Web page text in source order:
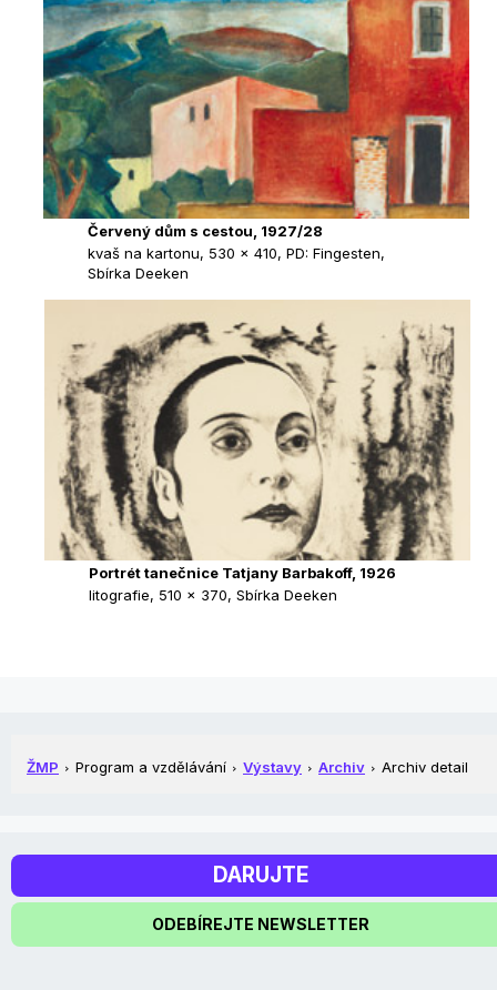
Červený dům s cestou, 1927/28
kvaš na kartonu, 530 × 410, PD: Fingesten,
Sbírka Deeken
Portrét tanečnice Tatjany Barbakoff, 1926
litografie, 510 × 370, Sbírka Deeken
ŽMP Program a vzdělávání Výstavy Archiv Archiv detail
DARUJTE
ODEBÍREJTE NEWSLETTER